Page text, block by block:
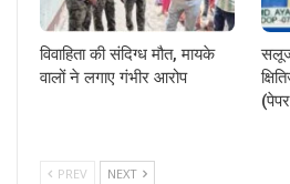
विवाहिता की संदिग्ध मौत, मायके
वालों ने लगाए गंभीर आरोप
PREV NEXT